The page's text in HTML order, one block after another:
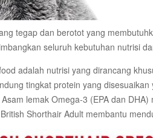
tegap dan berotot yang
seluruh kebutuhan nutrisi
adalah nutrisi yang dirancang
tingkat protein yang
lemak Omega-3 (EPA dan
Shorthair Adult membantu